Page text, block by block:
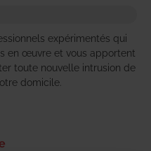
expérimentés qui
en œuvre et vous apportent
toute nouvelle intrusion de
domicile.